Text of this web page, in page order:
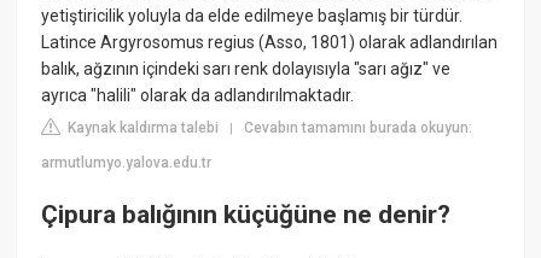
yetiştiricilik yoluyla da elde edilmeye başlamış bir türdür.
Latince Argyrosomus regius (Asso, 1801) olarak adlandırılan
balık, ağzının içindeki sarı renk dolayısıyla "sarı ağız" ve
ayrıca "halili" olarak da adlandırılmaktadır.
Kaynak kaldırma talebi |Cevabın tamamını burada okuyun:
armutlumyo.yalova.edu.tr
Çipura balığının küçüğüne ne denir?